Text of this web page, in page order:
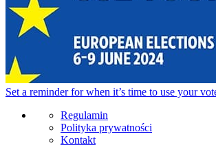
Set a reminderfor when it’s time to use your
Regulamin
Polityka prywatności
Kontakt